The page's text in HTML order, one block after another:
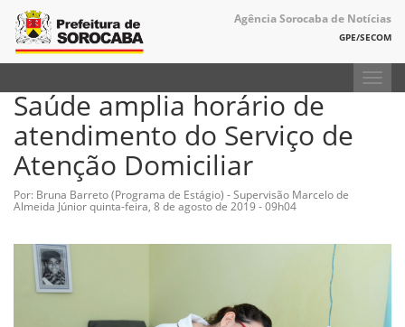
Agência Sorocaba de Notícias
GPE/SECOM
Saúde amplia horário de
atendimento do Serviço de
Atenção Domiciliar
Por: Bruna Barreto (Programa de Estágio) - Supervisão Marcelo de
Almeida Júniorquinta-feira, 8 de agosto de 2019 - 09h04